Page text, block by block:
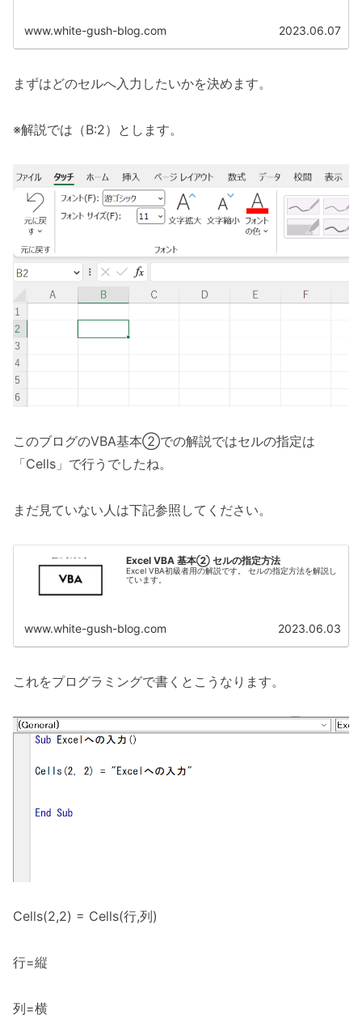
www.white-gush-blog.com 2023.06.07
まずはどのセルへ入力したいかを決めます。
※解説では（B:2）とします。
このブログのVBA基本②での解説ではセルの指定は
「Cells」で行うでしたね。
まだ見ていない人は下記参照してください。
Excel VBA 基本② セルの指定方法
Excel VBA初級者用の解説です。 セルの指定方法を解説し
ています。
www.white-gush-blog.com 2023.06.03
これをプログラミングで書くとこうなります。
Cells(2,2) = Cells(行,列)
行=縦
列=横